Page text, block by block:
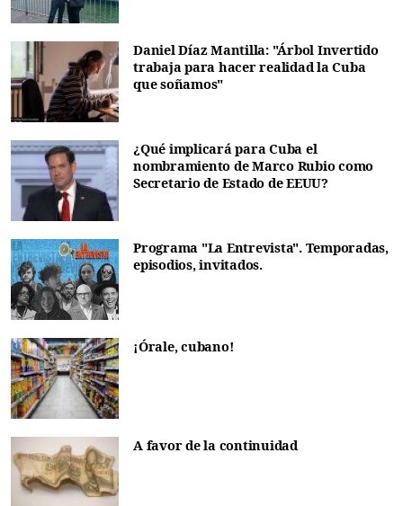
Daniel Díaz Mantilla: "Árbol Invertido
trabaja para hacer realidad la Cuba
que soñamos"
¿Qué implicará para Cuba el
nombramiento de Marco Rubio como
Secretario de Estado de EEUU?
Programa "La Entrevista". Temporadas,
episodios, invitados.
¡Órale, cubano!
A favor de la continuidad